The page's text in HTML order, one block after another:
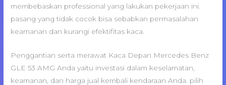
membebaskan professional yang lakukan pekerjaan ini.
pasang yang tidak cocok bisa sebabkan permasalahan
keamanan dan kurangi efektifitas kaca.
Penggantian serta merawat Kaca Depan Mercedes Benz
GLE 53 AMG Anda yaitu investasi dalam keselamatan,
keamanan, dan harga jual kembali kendaraan Anda. pilih